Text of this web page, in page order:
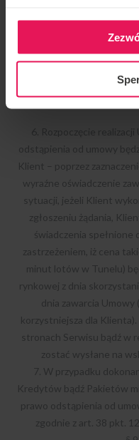
Umowy zakupu Usługi,
minutowych, bez podania
ciągu 14 dni od daty
znajdują odpowiednie
odstąpienia od umowy
Klient – poprzez
wyraźne oświadczenie
sytuacji, jeżeli Klient
zgłoszeniu żądania,
świadczenia spełnione
zastrzeżeniem, iż cena
minut lotów w Tunelu)
rynkowej z dnia
dnia zawarcia Umowy
korzystniejsza dla
stronach Serwisu bądź w
zostać wysłane na
7. W przypadku
Kredytów bądź Pakietów
prawo odstąpienia od
zgodnie z art. 38 pkt.